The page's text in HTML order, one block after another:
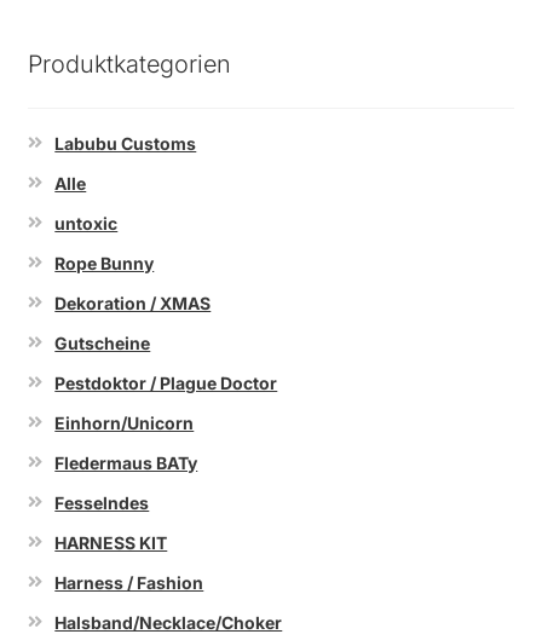
Produktkategorien
Labubu Customs
Alle
untoxic
Rope Bunny
Dekoration / XMAS
Gutscheine
Pestdoktor / Plague Doctor
Einhorn/Unicorn
Fledermaus BATy
Fesselndes
HARNESS KIT
Harness / Fashion
Halsband/Necklace/Choker